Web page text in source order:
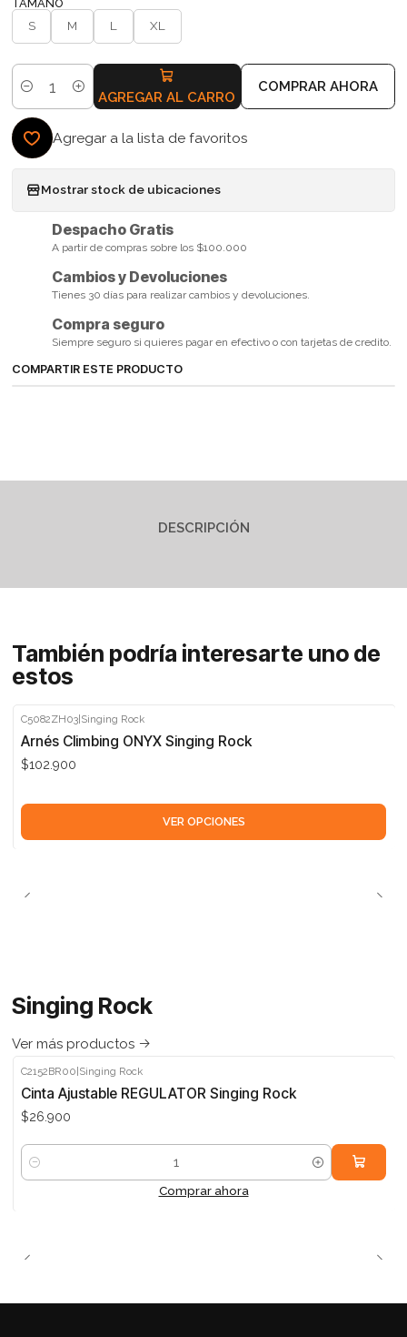
TAMAÑO
S M L XL
Cantidad AGREGAR AL CARRO
COMPRAR AHORA
Agregar a la lista de favoritos
Mostrar stock de ubicaciones
Despacho Gratis
A partir de compras sobre los $100.000
Cambios y Devoluciones
Tienes 30 días para realizar cambios y devoluciones.
Compra seguro
Siempre seguro si quieres pagar en efectivo o con tarjetas de credito.
COMPARTIR ESTE PRODUCTO
DESCRIPCIÓN
También podría interesarte uno de
estos
C5082ZH03 Singing Rock
Arnés Climbing ONYX Singing Rock
$102.900
VER OPCIONES
Singing Rock
Ver más productos
C2152BR00|Singing Rock
Cinta Ajustable REGULATOR Singing Rock
$26.900
Cantidad
Comprar ahora